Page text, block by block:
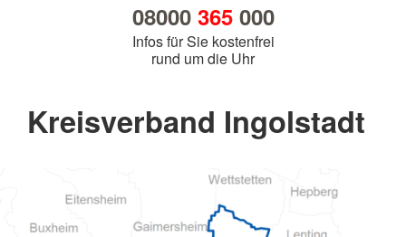
08000 365000
Infos für Sie kostenfrei
rund um die Uhr
Kreisverband Ingolstadt